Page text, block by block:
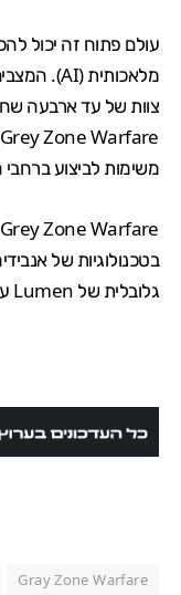
צוות של עד ארבעה
משימות לביצוע ברחבי
Grey Zone Warfare מופעל על ידי
בטכנולוגיות של
גלובלית של Lumen עם מעקב אחר קרניים.
Gray Zone Warfare